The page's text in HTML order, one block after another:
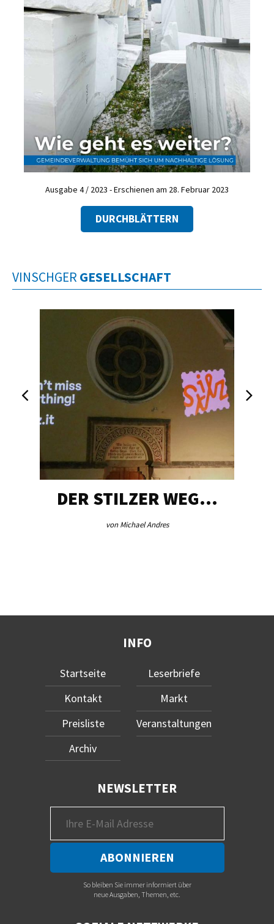
Ausgabe 4 / 2023 - Erschienen am 28. Februar 2023
DURCHBLÄTTERN
VINSCHGER GESELLSCHAFT
DER STILZER WEG…
von Michael Andres
INFO
Startseite
Kontakt
Preisliste
Archiv
Leserbriefe
Markt
Veranstaltungen
NEWSLETTER
So bleiben Sie immer informiert über
neue Ausgaben, Themen, etc.